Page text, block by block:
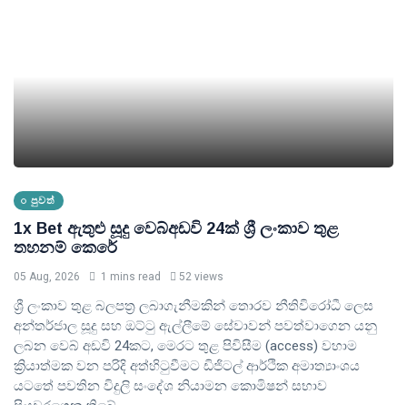
පුවත්
1x Bet ඇතුළු සූදු වෙබ්අඩවි 24ක් ශ්‍රී ලංකාව තුළ
තහනම් කෙරේ
05 Aug, 2026 1 mins read 52 views
ශ්‍රී ලංකාව තුළ බලපත්‍ර ලබාගැනීමකින් තොරව නීතිවිරෝධී ලෙස
අන්තර්ජාල සූදු සහ ඔට්ටු ඇල්ලීමේ සේවාවන් පවත්වාගෙන යනු
ලබන වෙබ් අඩවි 24කට, මෙරට තුළ පිවිසීම (access) වහාම
ක්‍රියාත්මක වන පරිදි අත්හිටුවීමට ඩිජිටල් ආර්ථික අමාත්‍යාංශය
යටතේ පවතින විදුලි සංදේශ නියාමන කොමිෂන් සභාව